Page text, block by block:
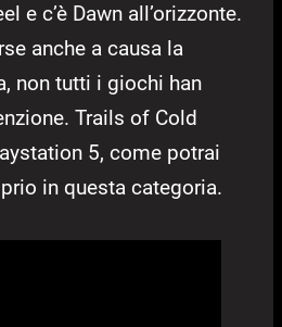
e c’è Dawn all’orizzonte.
anche a causa la
non tutti i giochi han
Trails of Cold
5, come potrai
in questa categoria.